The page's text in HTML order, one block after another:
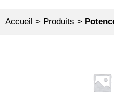
Accueil > Produits >